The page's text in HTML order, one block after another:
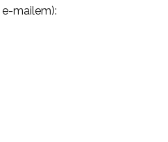
mailem):